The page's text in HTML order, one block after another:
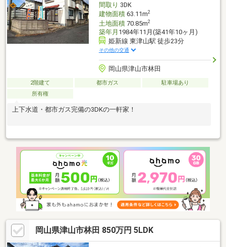
間取り 3DK
建物面積63.11m2
土地面積70.85m2
築年月 1984年11月(築41年10ヶ月)
姫新線 東津山駅 徒歩23分
その他の交通
岡山県津山市林田
2階建て 都市ガス
駐車場あり
所有権
上下水道・都市ガス完備の3DKの一軒家！
岡山県津山市林田 850万円 5LDK